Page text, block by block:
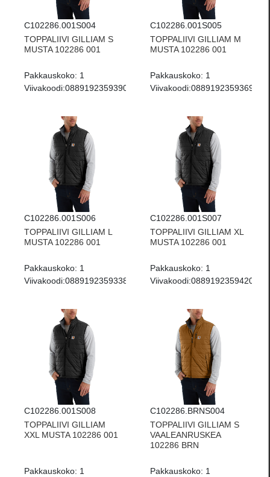
C102286.001S004
TOPPALIIVI GILLIAM S
MUSTA 102286 001
Pakkauskoko: 1
Viivakoodi:0889192359390
C102286.001S005
TOPPALIIVI GILLIAM M
MUSTA 102286 001
Pakkauskoko: 1
Viivakoodi:0889192359369
C102286.001S006
TOPPALIIVI GILLIAM L
MUSTA 102286 001
Pakkauskoko: 1
Viivakoodi:0889192359338
C102286.001S007
TOPPALIIVI GILLIAM XL
MUSTA 102286 001
Pakkauskoko: 1
Viivakoodi:0889192359420
C102286.001S008
TOPPALIIVI GILLIAM
XXL MUSTA 102286 001
Pakkauskoko: 1
C102286.BRNS004
TOPPALIIVI GILLIAM S
VAALEANRUSKEA
102286 BRN
Pakkauskoko: 1